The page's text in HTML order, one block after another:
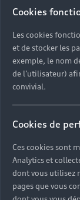
Le leasing est
leasing Audi
pour louer
possible de
ce moyen de
contrat.
Cookies
Les cookies
et de stocker les
exemple, le nom
de l'utilisateur)
convivial.
Cookies de
Ces cookies sont
Analytics et
dont vous utilisez
pages que vous